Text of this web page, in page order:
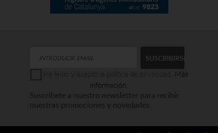
Más
información.
Suscribete a nuestro newsletter para recibir
nuestras promociones y novedades